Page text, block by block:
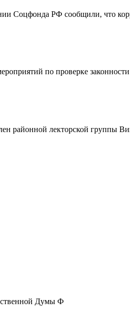
Соцфонда РФ сообщили, что
по проверке
районной лекторской группы
Думы Ф